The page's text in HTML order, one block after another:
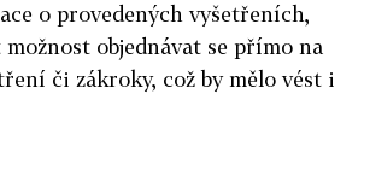
o provedených vyšetřeních,
objednávat se přímo na
či zákroky, což by mělo vést i